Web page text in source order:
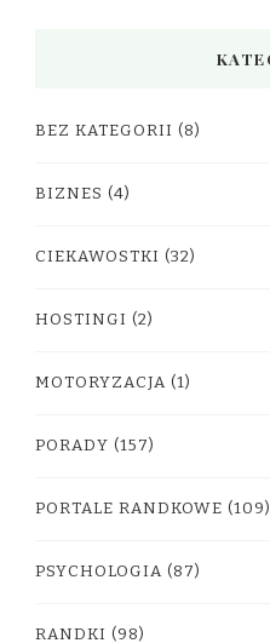
BEZ KATEGORII (8)
BIZNES (4)
CIEKAWOSTKI (32)
HOSTINGI (2)
MOTORYZACJA (1)
PORADY (157)
PORTALE RANDKOWE (109)
PSYCHOLOGIA (87)
RANDKI (98)